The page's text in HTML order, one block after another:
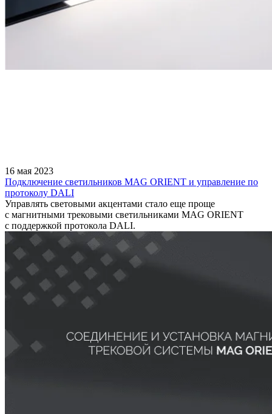
16 мая 2023
Подключение светильников MAG ORIENT и управление по
протоколу DALI
Управлять световыми акцентами стало еще проще
с магнитными трековыми светильниками MAG ORIENT
с поддержкой протокола DALI.